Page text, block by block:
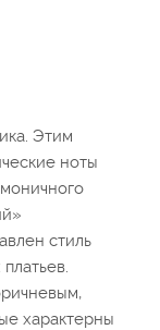
Этим
ноты
стиль
характерны